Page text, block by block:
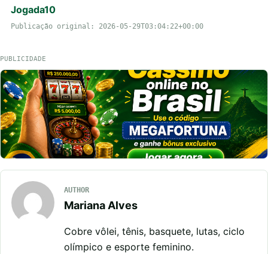
Jogada10
Publicação original: 2026-05-29T03:04:22+00:00
PUBLICIDADE
AUTHOR
Mariana Alves
Cobre vôlei, tênis, basquete, lutas, ciclo
olímpico e esporte feminino.